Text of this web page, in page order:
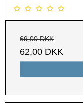
69,00 DKK
62,00 DKK